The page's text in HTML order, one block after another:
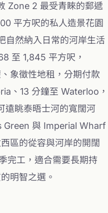
Zone 2 最受青睞的郵遞
平方呎的私人造景花園
自然納入日常的河岸生活
至 1,845 平方呎，
象徵性地租，分期付款
、13 分鐘至 Waterloo，
遠眺泰晤士河的寬闊河
Green 與 Imperial Wharf
區的從容與河岸的開闊
工，適合需要長期持
明智之選。